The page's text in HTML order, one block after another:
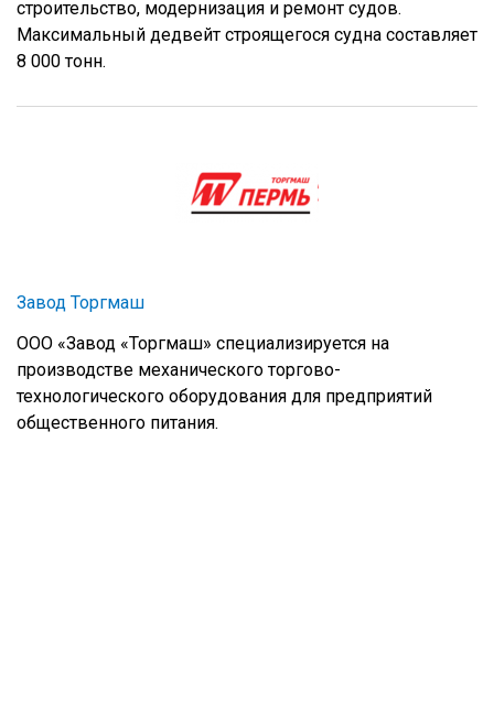
строительство, модернизация и ремонт судов.
Максимальный дедвейт строящегося судна составляет
8 000 тонн.
Завод Торгмаш
ООО «Завод «Торгмаш» специализируется на
производстве механического торгово-
технологического оборудования для предприятий
общественного питания.